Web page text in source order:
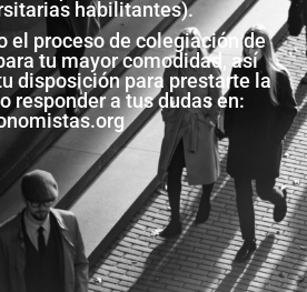
habilitantes).
el proceso de colegiación de
tu mayor comodidad, así
disposición para prestarte la
responder a tus dudas en: